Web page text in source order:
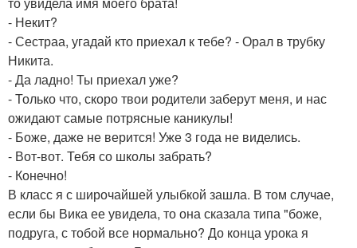
- Некит?
- Сестраа, угадай кто приехал к тебе? - Орал в трубку
Никита.
- Да ладно! Ты приехал уже?
- Только что, скоро твои родители заберут меня, и нас
ожидают самые потрясные каникулы!
- Боже, даже не верится! Уже 3 года не виделись.
- Вот-вот. Тебя со школы забрать?
- Конечно!
В класс я с широчайшей улыбкой зашла. В том случае,
если бы Вика ее увидела, то она сказала типа "боже,
подруга, с тобой все нормально? До конца урока я